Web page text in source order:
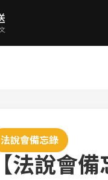
法說會備忘錄
【法說會